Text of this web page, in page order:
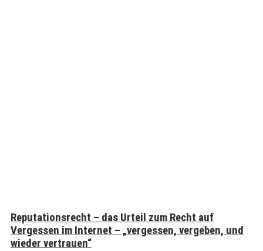
Reputationsrecht – das Urteil zum Recht auf
Vergessen im Internet – „vergessen, vergeben, und
wieder vertrauen“